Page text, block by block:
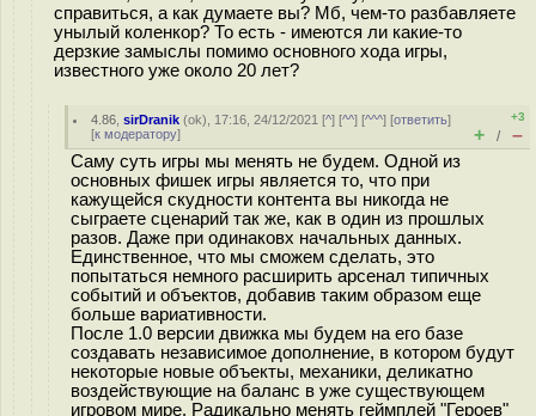
справиться, а как думаете вы? Мб, чем-то разбавляете
унылый коленкор? То есть - имеются ли какие-то
дерзкие замыслы помимо основного хода игры,
известного уже около 20 лет?
4.86 ,sirDranik (ok), 17:16, 24/12/2021 [^] [^^] [^^^] [ответить]
[к модератору]
+3
+ / –
Саму суть игры мы менять не будем. Одной из
основных фишек игры является то, что при
кажущейся скудности контента вы никогда не
сыграете сценарий так же, как в один из прошлых
разов. Даже при одинаковх начальных данных.
Единственное, что мы сможем сделать, это
попытаться немного расширить арсенал типичных
событий и объектов, добавив таким образом еще
больше вариативности.
После 1.0 версии движка мы будем на его базе
создавать независимое дополнение, в котором будут
некоторые новые объекты, механики, деликатно
воздействующие на баланс в уже существующем
игровом мире. Радикально менять геймплей "Героев"